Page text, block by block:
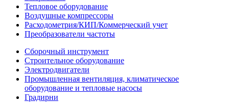
Тепловое оборудование
Воздушные компрессоры
Расходометрия/КИП/Коммерческий учет
Преобразователи частоты
Сборочный инструмент
Строительное оборудование
Электродвигатели
Промышленная вентиляция, климатическое
оборудование и тепловые насосы
Градирни